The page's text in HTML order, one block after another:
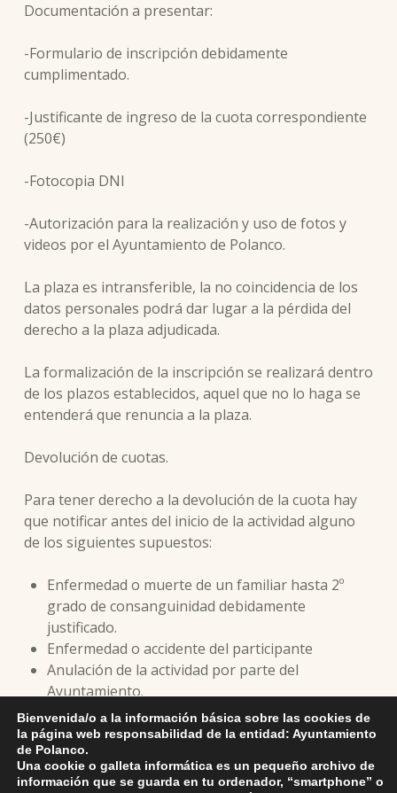
Documentación a presentar:
-Formulario de inscripción debidamente
cumplimentado.
-Justificante de ingreso de la cuota correspondiente
(250€)
-Fotocopia DNI
-Autorización para la realización y uso de fotos y
videos por el Ayuntamiento de Polanco.
La plaza es intransferible, la no coincidencia de los
datos personales podrá dar lugar a la pérdida del
derecho a la plaza adjudicada.
La formalización de la inscripción se realizará dentro
de los plazos establecidos, aquel que no lo haga se
entenderá que renuncia a la plaza.
Devolución de cuotas.
Para tener derecho a la devolución de la cuota hay
que notificar antes del inicio de la actividad alguno
de los siguientes supuestos:
Enfermedad o muerte de un familiar hasta 2º
grado de consanguinidad debidamente
justificado.
Enfermedad o accidente del participante
Anulación de la actividad por parte del
Ayuntamiento.
Modelo de solicitud
Bienvenida/o a la información básica sobre las cookies de
la página web responsabilidad de la entidad: Ayuntamiento
de Polanco.
Una cookie o galleta informática es un pequeño archivo de
información que se guarda en tu ordenador, “smartphone” o